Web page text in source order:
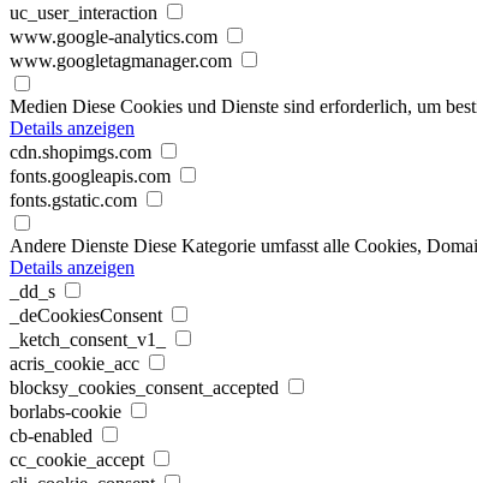
uc_user_interaction
www.google-analytics.com
www.googletagmanager.com
Medien Diese Cookies und Dienste sind erforderlich, um
Details anzeigen
cdn.shopimgs.com
fonts.googleapis.com
fonts.gstatic.com
Andere Dienste Diese Kategorie umfasst alle Cookies,
Details anzeigen
_dd_s
_deCookiesConsent
_ketch_consent_v1_
acris_cookie_acc
blocksy_cookies_consent_accepted
borlabs-cookie
cb-enabled
cc_cookie_accept